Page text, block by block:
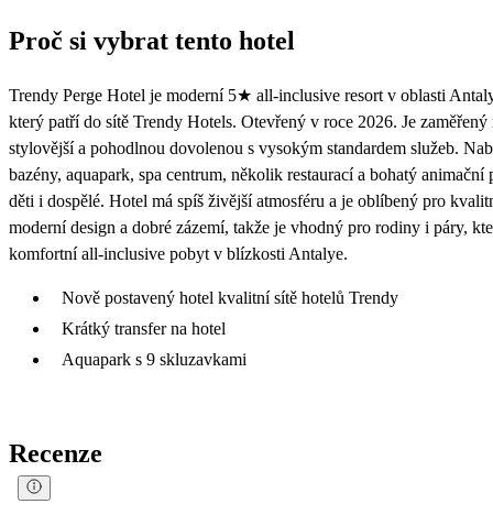
29 990
Proč si vybrat tento hotel
Trendy Perge Hotel je moderní 5★ all-inclusive resort v oblasti
který patří do sítě Trendy Hotels. Otevřený v roce 2026. Je zaměřený
stylovější a pohodlnou dovolenou s vysokým standardem služeb.
bazény, aquapark, spa centrum, několik restaurací a bohatý animační
děti i dospělé. Hotel má spíš živější atmosféru a je oblíbený pro
moderní design a dobré zázemí, takže je vhodný pro rodiny i páry,
komfortní all-inclusive pobyt v blízkosti Antalye.
Nově postavený hotel kvalitní sítě hotelů Trendy
Krátký transfer na hotel
Aquapark s 9 skluzavkami
Recenze